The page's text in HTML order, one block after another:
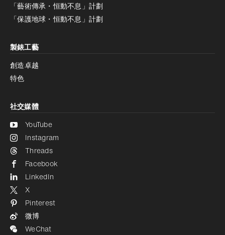
減少動畫
停用
「藝術傳承・恒動不息」計劃
「保護地球・恒動不息」計劃
製錶工藝
創造卓越
特色
社交媒體
YouTube
Instagram
Threads
Facebook
LinkedIn
X
Pinterest
微博
WeChat